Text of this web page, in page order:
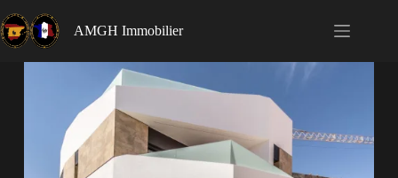
AMGH Immobilier